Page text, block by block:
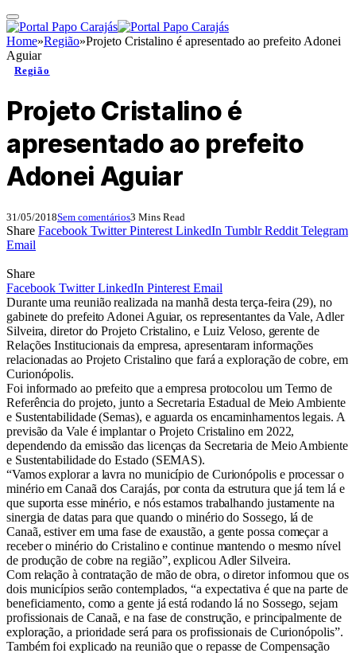
Home»Região»Projeto Cristalino é apresentado ao prefeito Adonei
Aguiar
Região
Projeto Cristalino é
apresentado ao prefeito
Adonei Aguiar
31/05/2018Sem comentários3 Mins Read
Share Facebook Twitter Pinterest LinkedIn Tumblr Reddit Telegram
Email
Share
Facebook Twitter LinkedIn Pinterest Email
Durante uma reunião realizada na manhã desta terça-feira (29), no
gabinete do prefeito Adonei Aguiar, os representantes da Vale, Adler
Silveira, diretor do Projeto Cristalino, e Luiz Veloso, gerente de
Relações Institucionais da empresa, apresentaram informações
relacionadas ao Projeto Cristalino que fará a exploração de cobre, em
Curionópolis.
Foi informado ao prefeito que a empresa protocolou um Termo de
Referência do projeto, junto a Secretaria Estadual de Meio Ambiente
e Sustentabilidade (Semas), e aguarda os encaminhamentos legais. A
previsão da Vale é implantar o Projeto Cristalino em 2022,
dependendo da emissão das licenças da Secretaria de Meio Ambiente
e Sustentabilidade do Estado (SEMAS).
“Vamos explorar a lavra no município de Curionópolis e processar o
minério em Canaã dos Carajás, por conta da estrutura que já tem lá e
que suporta esse minério, e nós estamos trabalhando justamente na
sinergia de datas para que quando o minério do Sossego, lá de
Canaã, estiver em uma fase de exaustão, a gente possa começar a
receber o minério do Cristalino e continue mantendo o mesmo nível
de produção de cobre na região”, explicou Adler Silveira.
Com relação à contratação de mão de obra, o diretor informou que os
dois municípios serão contemplados, “a expectativa é que na parte de
beneficiamento, como a gente já está rodando lá no Sossego, sejam
profissionais de Canaã, e na fase de construção, e principalmente de
exploração, a prioridade será para os profissionais de Curionópolis”.
Também foi explicado na reunião que o repasse de Compensação